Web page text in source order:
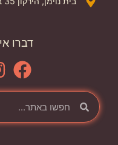
דברו